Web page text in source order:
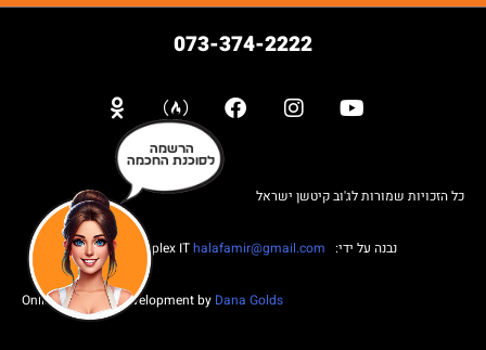
073-374-2222
כל הזכויות שמורות לג'וב קיטשן ישראל
נבנה על ידי: Web complex IT halafamir@gmail.com
Online Business Development by Dana Golds
הרשמה
לסוכנת החכמה